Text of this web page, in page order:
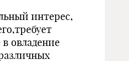
интерес,
овладение